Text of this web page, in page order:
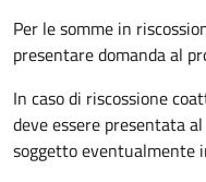
Per le somme in
presentare domanda al
In caso di riscossione
deve essere presentata
soggetto eventualmente